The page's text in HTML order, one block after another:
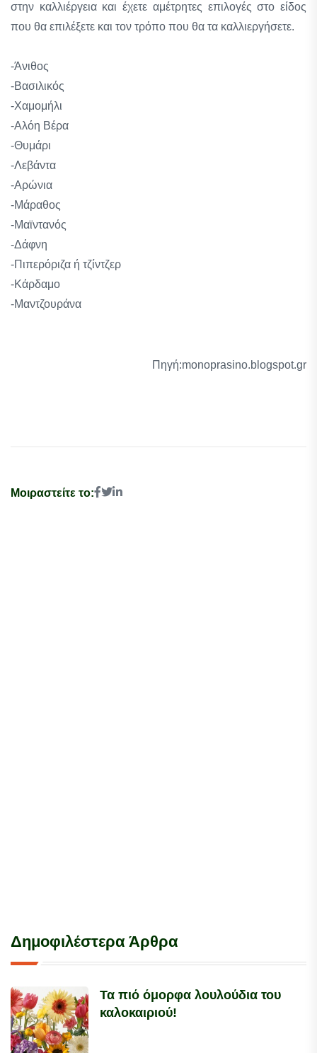
στην καλλιέργεια και έχετε αμέτρητες επιλογές στο είδος
που θα επιλέξετε και τον τρόπο που θα τα καλλιεργήσετε.
-Άνιθος
-Βασιλικός
-Χαμομήλι
-Αλόη Βέρα
-Θυμάρι
-Λεβάντα
-Αρώνια
-Μάραθος
-Μαϊντανός
-Δάφνη
-Πιπερόριζα ή τζίντζερ
-Κάρδαμο
-Μαντζουράνα
Πηγή:monoprasino.blogspot.gr
Μοιραστείτε το:
Δημοφιλέστερα Άρθρα
Τα πιό όμορφα λουλούδια του
καλοκαιριού!